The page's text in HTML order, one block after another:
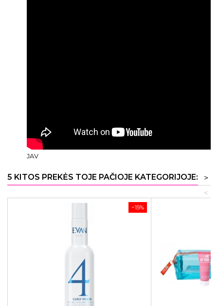
JAV
5 KITOS PREKĖS TOJE PAČIOJE KATEGORIJOJE:
>
<
−15%